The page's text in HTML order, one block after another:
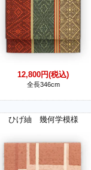
12,800円(税込)
全長346cm
ひげ紬 幾何学模様